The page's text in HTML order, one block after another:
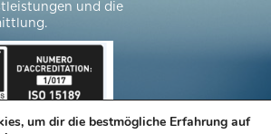
und die
um dir die bestmögliche Erfahrung auf